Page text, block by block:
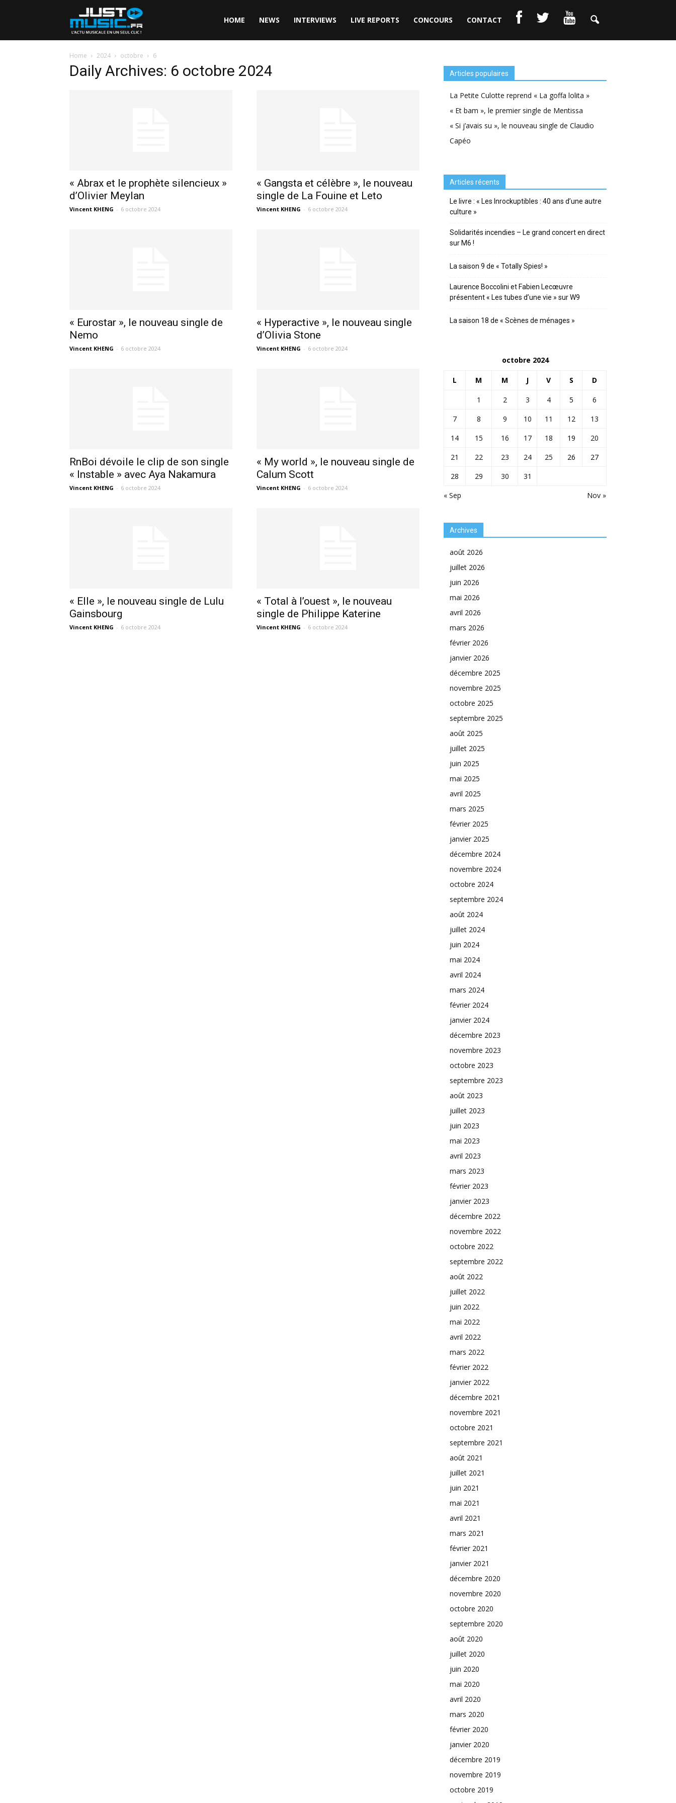
HOME NEWS INTERVIEWS LIVE REPORTS CONCOURS CONTACT
Home 2024 octobre 6
Daily Archives: 6 octobre 2024
« Abrax et le prophète silencieux »
d’Olivier Meylan
Vincent KHENG - 6 octobre 2024
« Gangsta et célèbre », le nouveau
single de La Fouine et Leto
Vincent KHENG - 6 octobre 2024
« Eurostar », le nouveau single de
Nemo
Vincent KHENG - 6 octobre 2024
« Hyperactive », le nouveau single
d’Olivia Stone
Vincent KHENG - 6 octobre 2024
RnBoi dévoile le clip de son single
« Instable » avec Aya Nakamura
Vincent KHENG - 6 octobre 2024
« My world », le nouveau single de
Calum Scott
Vincent KHENG - 6 octobre 2024
« Elle », le nouveau single de Lulu
Gainsbourg
Vincent KHENG - 6 octobre 2024
« Total à l’ouest », le nouveau
single de Philippe Katerine
Vincent KHENG - 6 octobre 2024
Articles populaires
La Petite Culotte reprend « La goffa lolita »
« Et bam », le premier single de Mentissa
« Si j’avais su », le nouveau single de Claudio
Capéo
Articles récents
Le livre : « Les Inrockuptibles : 40 ans d’une autre
culture »
Solidarités incendies – Le grand concert en direct
sur M6 !
La saison 9 de « Totally Spies! »
Laurence Boccolini et Fabien Lecœuvre
présentent « Les tubes d’une vie » sur W9
La saison 18 de « Scènes de ménages »
octobre 2024
L M M J V S D
« Sep Nov »
1 2 3 4 5
6
7
8 9 10 11 12
13
14
15 16 17 18 19
20
21
22 23 24 25 26
27
28
29 30 31
Archives
août 2026
juillet 2026
juin 2026
mai 2026
avril 2026
mars 2026
février 2026
janvier 2026
décembre 2025
novembre 2025
octobre 2025
septembre 2025
août 2025
juillet 2025
juin 2025
mai 2025
avril 2025
mars 2025
février 2025
janvier 2025
décembre 2024
novembre 2024
octobre 2024
septembre 2024
août 2024
juillet 2024
juin 2024
mai 2024
avril 2024
mars 2024
février 2024
janvier 2024
décembre 2023
novembre 2023
octobre 2023
septembre 2023
août 2023
juillet 2023
juin 2023
mai 2023
avril 2023
mars 2023
février 2023
janvier 2023
décembre 2022
novembre 2022
octobre 2022
septembre 2022
août 2022
juillet 2022
juin 2022
mai 2022
avril 2022
mars 2022
février 2022
janvier 2022
décembre 2021
novembre 2021
octobre 2021
septembre 2021
août 2021
juillet 2021
juin 2021
mai 2021
avril 2021
mars 2021
février 2021
janvier 2021
décembre 2020
novembre 2020
octobre 2020
septembre 2020
août 2020
juillet 2020
juin 2020
mai 2020
avril 2020
mars 2020
février 2020
janvier 2020
décembre 2019
novembre 2019
octobre 2019